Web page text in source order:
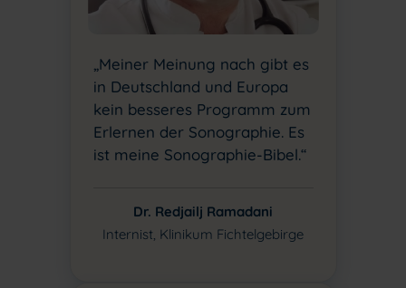
„Meiner Meinung nach gibt es
in Deutschland und Europa
kein besseres Programm zum
Erlernen der Sonographie. Es
ist meine Sonographie-Bibel.“
Dr. Redjailj Ramadani
Internist, Klinikum Fichtelgebirge